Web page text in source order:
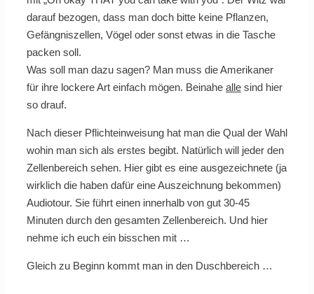
darauf bezogen, dass man doch bitte keine Pflanzen,
Gefängniszellen, Vögel oder sonst etwas in die Tasche
packen soll.
Was soll man dazu sagen? Man muss die Amerikaner
für ihre lockere Art einfach mögen. Beinahe alle sind hier
so drauf.
Nach dieser Pflichteinweisung hat man die Qual der Wahl
wohin man sich als erstes begibt. Natürlich will jeder den
Zellenbereich sehen. Hier gibt es eine ausgezeichnete (ja
wirklich die haben dafür eine Auszeichnung bekommen)
Audiotour. Sie führt einen innerhalb von gut 30-45
Minuten durch den gesamten Zellenbereich. Und hier
nehme ich euch ein bisschen mit …
Gleich zu Beginn kommt man in den Duschbereich …